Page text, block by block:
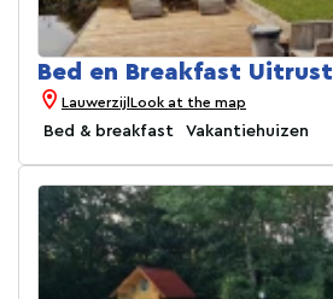
Bed en Breakfast Uitrust
Lauwerzijl Look at the map
Bed & breakfast Vakantiehuizen